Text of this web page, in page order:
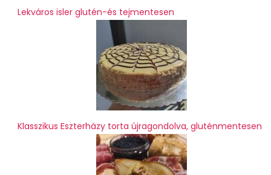
Lekváros isler glutén-és tejmentesen
Klasszikus Eszterházy torta újragondolva, gluténmentesen